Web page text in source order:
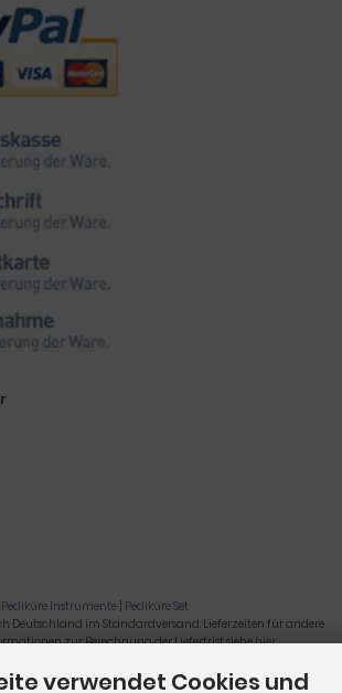
Pediküre Instrumente | Pediküre Set
Deutschland im Standardversand. Lieferzeiten für andere
zur Berechnung der Lieferfrist siehehier.
Pediküre, Fußpflegegeräte, Nagelfräser © 2026
verwendet Cookies und